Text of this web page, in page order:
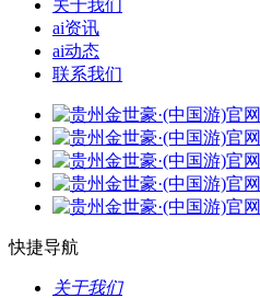
关于我们
ai资讯
ai动态
联系我们
快捷导航
关于我们